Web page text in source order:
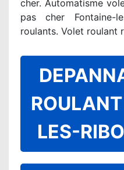
cher. Automatisme
pas cher Fontaine-
roulants. Volet roulant
LES-